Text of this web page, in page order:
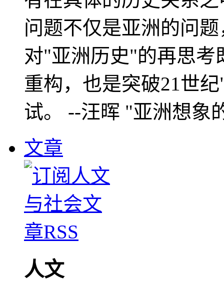
问题不仅是亚洲的问
对"亚洲历史"的再思考
重构，也是突破21世
试。 --汪晖 "亚洲想象
文章
人文